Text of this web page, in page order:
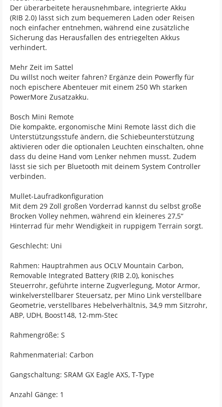
Der überarbeitete herausnehmbare, integrierte Akku
(RIB 2.0) lässt sich zum bequemeren Laden oder Reisen
noch einfacher entnehmen, während eine zusätzliche
Sicherung das Herausfallen des entriegelten Akkus
verhindert.
Mehr Zeit im Sattel
Du willst noch weiter fahren? Ergänze dein Powerfly für
noch epischere Abenteuer mit einem 250 Wh starken
PowerMore Zusatzakku.
Bosch Mini Remote
Die kompakte, ergonomische Mini Remote lässt dich die
Unterstützungsstufe ändern, die Schiebeunterstützung
aktivieren oder die optionalen Leuchten einschalten, ohne
dass du deine Hand vom Lenker nehmen musst. Zudem
lässt sie sich per Bluetooth mit deinem System Controller
verbinden.
Mullet-Laufradkonfiguration
Mit dem 29 Zoll großen Vorderrad kannst du selbst große
Brocken Volley nehmen, während ein kleineres 27,5“
Hinterrad für mehr Wendigkeit in ruppigem Terrain sorgt.
Geschlecht: Uni
Rahmen: Hauptrahmen aus OCLV Mountain Carbon,
Removable Integrated Battery (RIB 2.0), konisches
Steuerrohr, geführte interne Zugverlegung, Motor Armor,
winkelverstellbarer Steuersatz, per Mino Link verstellbare
Geometrie, verstellbares Hebelverhältnis, 34,9 mm Sitzrohr,
ABP, UDH, Boost148, 12-mm-Stec
Rahmengröße: S
Rahmenmaterial: Carbon
Gangschaltung: SRAM GX Eagle AXS, T-Type
Anzahl Gänge: 1